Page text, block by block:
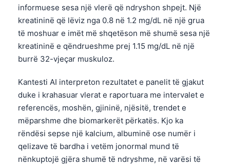
informuese sesa një vlerë që ndryshon shpejt. Një
kreatininë që lëviz nga 0.8 në 1.2 mg/dL në një grua
të moshuar e imët më shqetëson më shumë sesa një
kreatininë e qëndrueshme prej 1.15 mg/dL në një
burrë 32-vjeçar muskuloz.
Kantesti AI interpreton rezultatet e panelit të gjakut
duke i krahasuar vlerat e raportuara me intervalet e
referencës, moshën, gjininë, njësitë, trendet e
mëparshme dhe biomarkerët përkatës. Kjo ka
rëndësi sepse një kalcium, albuminë ose numër i
qelizave të bardha i vetëm jonormal mund të
nënkuptojë gjëra shumë të ndryshme, në varësi të